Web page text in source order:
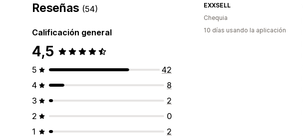
Reseñas (54)
Calificación general
4,5
5
42
4
8
3
2
2
0
1
2
EXXSELL
Chequia
10 días usando la aplicación